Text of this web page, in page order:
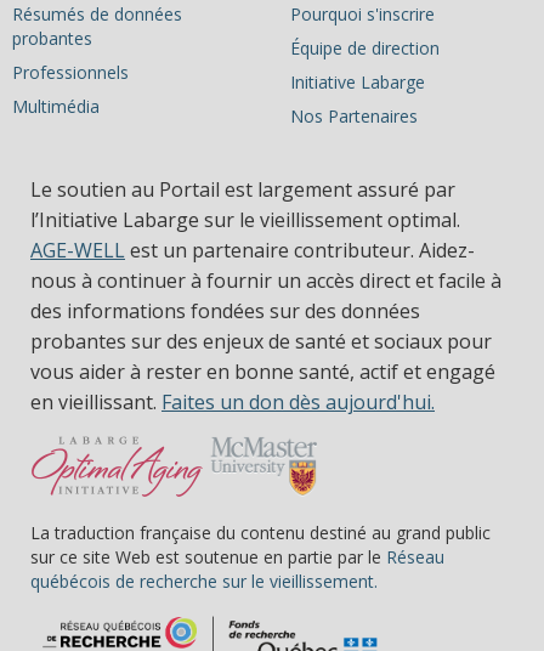
Résumés de données
probantes
Professionnels
Multimédia
Pourquoi s'inscrire
Équipe de direction
Initiative Labarge
Nos Partenaires
Le soutien au Portail est largement assuré par
l’Initiative Labarge sur le vieillissement optimal.
AGE-WELLest un partenaire contributeur. Aidez-
nous à continuer à fournir un accès direct et facile à
des informations fondées sur des données
probantes sur des enjeux de santé et sociaux pour
vous aider à rester en bonne santé, actif et engagé
en vieillissant. Faites un don dès aujourd'hui.
La traduction française du contenu destiné au grand public
sur ce site Web est soutenue en partie par le Réseau
québécois de recherche sur le vieillissement.